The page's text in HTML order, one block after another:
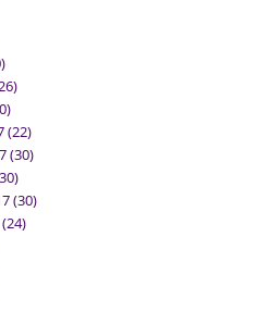
(22)
(30)
(30)
(24)